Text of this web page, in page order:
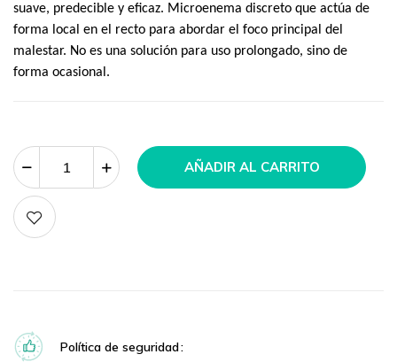
suave, predecible y eficaz. Microenema discreto que actúa de
forma local en el recto para abordar el foco principal del
malestar. No es una solución para uso prolongado, sino de
forma ocasional.
AÑADIR AL CARRITO
Política de seguridad